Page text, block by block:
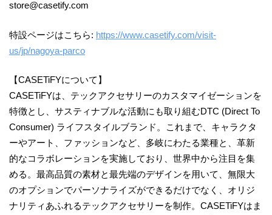
store@casetify.com
特設ページはこちら: https://www.casetify.com/visit-
us/jp/nagoya-parco
【CASETiFYについて】
CASETiFYは、テックアクセサリーのカスタマイゼーションを
特徴とし、サスティナブルな活動にも取り組むDTC (Direct To
Consumer) ライフスタイルブランド。これまで、キャラクタ
ーやアート、ファッションなど、多岐にわたる業種と、革新
的なコラボレーションを実施しており、世界中から注目を集
める。最高品質の素材と最先端のデザインを用いて、無限大
のオプションでパーソナライズができるだけでなく、オリジ
ナリティあふれるテックアクセサリーを制作。CASETiFYはま